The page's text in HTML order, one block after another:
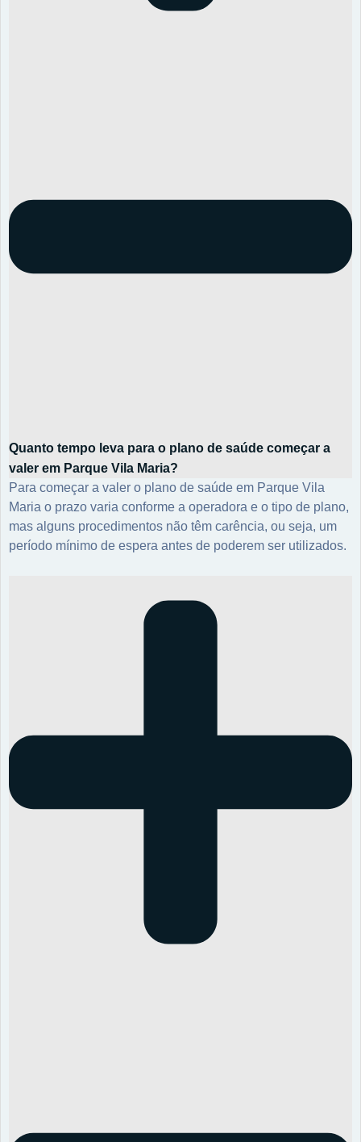
Quanto tempo leva para o plano de saúde começar a
valer em Parque Vila Maria?
Para começar a valer o plano de saúde em Parque Vila
Maria o prazo varia conforme a operadora e o tipo de plano,
mas alguns procedimentos não têm carência, ou seja, um
período mínimo de espera antes de poderem ser utilizados.